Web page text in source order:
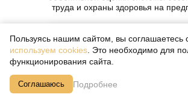
труда и охраны здоровья на
Пользуясь нашим сайтом, вы соглашаетесь
используем cookies . Это необходимо для
функционирования сайта.
Соглашаюсь Подробнее